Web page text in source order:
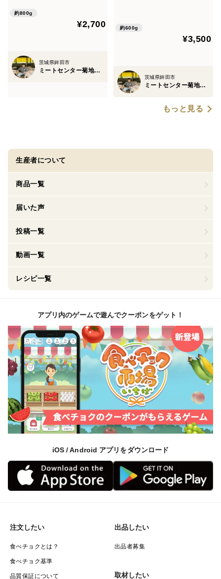
約800g
¥2,700
茨城県鉾田市
ミートセンター菊地畜産
約600g
¥3,500
茨城県鉾田市
ミートセンター菊地畜産
もっと見る
生産者について
商品一覧
届いた声
投稿一覧
動画一覧
レシピ一覧
アプリ内のゲームで遊んでクーポンをゲット！
iOS / Android アプリをダウンロード
注文したい
食べチョクとは？
食べチョク基準
品質保証について
出品したい
出品者募集
取材したい